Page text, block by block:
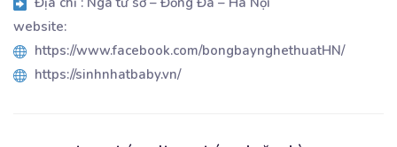
website:
https://www.facebook.com/bongbaynghethuatHN/
https://sinhnhatbaby.vn/